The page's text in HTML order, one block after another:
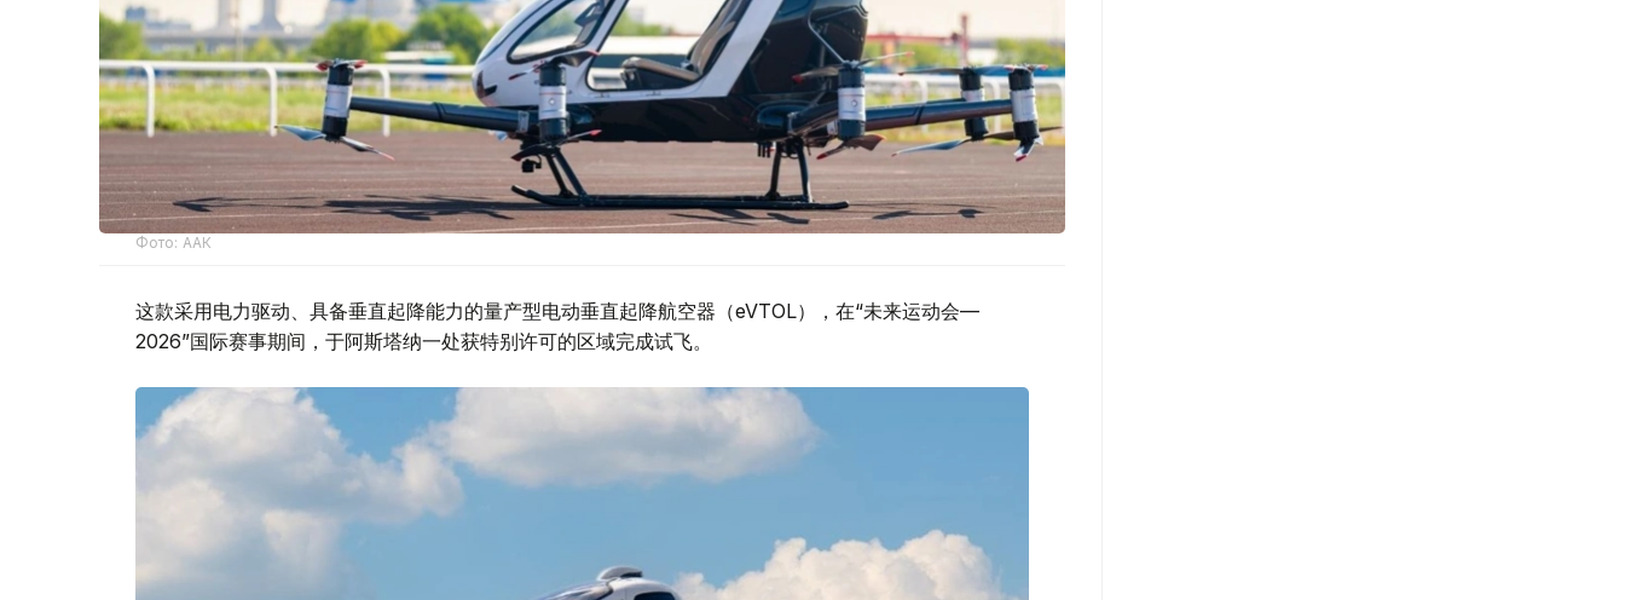
Фото: ААК
这款采用电力驱动、具备垂直起降能力的量产型电动垂直起降航空器（eVTOL），在“未来运动会—
2026”国际赛事期间，于阿斯塔纳一处获特别许可的区域完成试飞。